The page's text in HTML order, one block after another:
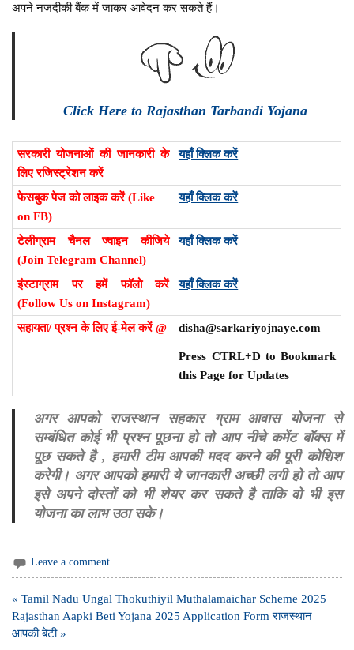
अपने नजदीकी बैंक में जाकर आवेदन कर सकते हैं।
Click Here to Rajasthan Tarbandi Yojana
सरकारी योजनाओं की जानकारी के
लिए रजिस्ट्रेशन करें
यहाँ क्लिक करें
फेसबुक पेज को लाइक करें (Like
on FB)
यहाँ क्लिक करें
टेलीग्राम चैनल ज्वाइन कीजिये
(Join Telegram Channel)
यहाँ क्लिक करें
इंस्टाग्राम पर हमें फॉलो करें
(Follow Us on Instagram)
यहाँ क्लिक करें
सहायता/ प्रश्न के लिए ई-मेल करें @ disha@sarkariyojnaye.com
Press CTRL+D to Bookmark
this Page for Updates
अगर आपको राजस्थान सहकार ग्राम आवास योजना से
सम्बंधित कोई भी प्रश्न पूछना हो तो आप नीचे कमेंट बॉक्स में
पूछ सकते है , हमारी टीम आपकी मदद करने की पूरी कोशिश
करेगी। अगर आपको हमारी ये जानकारी अच्छी लगी हो तो आप
इसे अपने दोस्तों को भी शेयर कर सकते है ताकि वो भी इस
योजना का लाभ उठा सके।
Leave a comment
Post
navigation
« Tamil Nadu Ungal Thokuthiyil Muthalamaichar Scheme 2025
Rajasthan Aapki Beti Yojana 2025 Application Form राजस्थान
आपकी बेटी »